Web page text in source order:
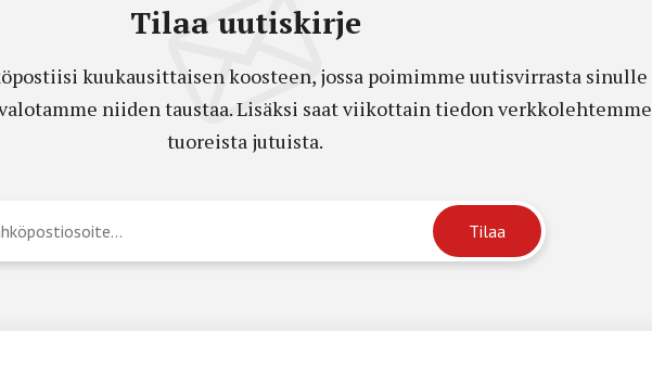
Tilaa uutiskirje
kuukausittaisen koosteen, jossa poimimme uutisvirrasta sinulle
niiden taustaa. Lisäksi saat viikottain tiedon verkkolehtemme
tuoreista jutuista.